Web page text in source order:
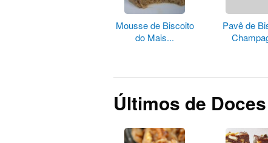
Mousse de Biscoito
do Mais...
Pavê de
Últimos de